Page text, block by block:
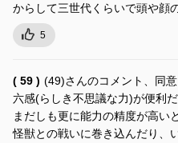
からして三世代くらいで頭や顔
5
( 59 ) (49)さんのコメント、同
六感(らしき不思議な力)が便利
まだしも更に能力の精度が高い
怪獣との戦いに巻き込んだり、